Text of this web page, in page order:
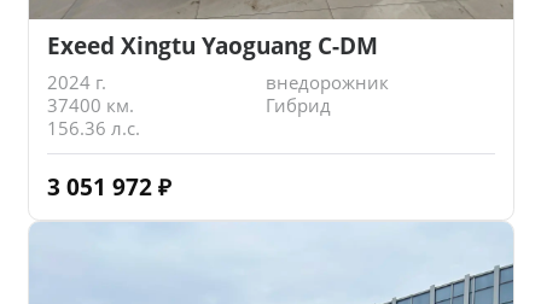
Exeed Xingtu Yaoguang C-DM
2024 г.
внедорожник
37400 км.
Гибрид
156.36 л.с.
3 051 972 ₽